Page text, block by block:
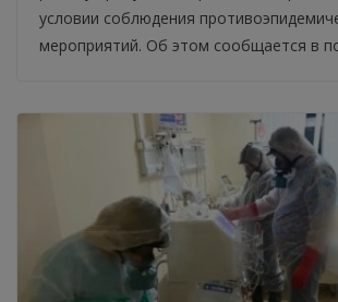
условии соблюдения
мероприятий. Об этом сообщается в